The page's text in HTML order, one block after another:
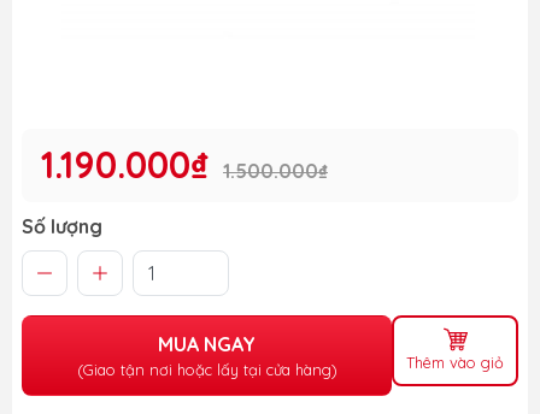
1.190.000₫ 1.500.000₫
Số lượng
MUA NGAY
(Giao tận nơi hoặc lấy tại cửa hàng) Thêm vào giỏ